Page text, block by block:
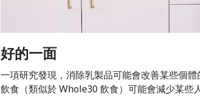
好的一面
一項研究發現，消除乳製品可能會改善某些個
飲食（類似於 Whole30 飲食）可能會減少某些